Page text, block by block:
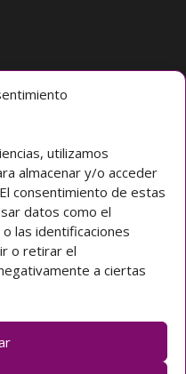
utilizamos
almacenar y/o acceder
consentimiento de estas
datos como el
las identificaciones
o retirar el
a ciertas
(ESPAÑA)
00